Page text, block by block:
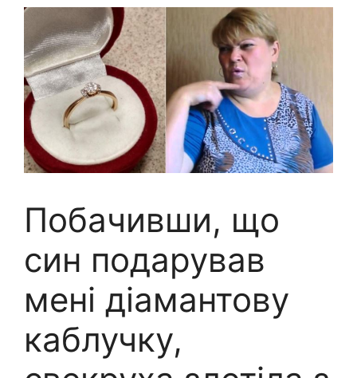
Побачивши, що
син подарував
мені діамантову
каблучку,